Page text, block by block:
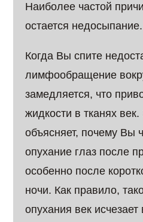
Наиболее частой
остается недосыпание.
Когда Вы спите
лимфообращение
замедляется, что
жидкости в тканях
объясняет, почему Вы
опухание глаз после
особенно после
ночи. Как правило,
опухания век исчезает